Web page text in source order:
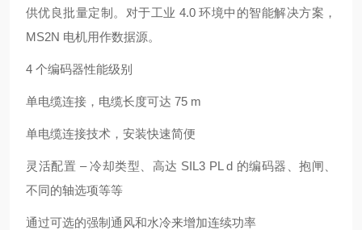
供优良批量定制。对于工业 4.0 环境中的智能解决方案，
MS2N 电机用作数据源。
4 个编码器性能级别
单电缆连接，电缆长度可达 75 m
单电缆连接技术，安装快速简便
灵活配置 – 冷却类型、高达 SIL3 PL d 的编码器、抱闸、
不同的轴选项等等
通过可选的强制通风和水冷来增加连续功率